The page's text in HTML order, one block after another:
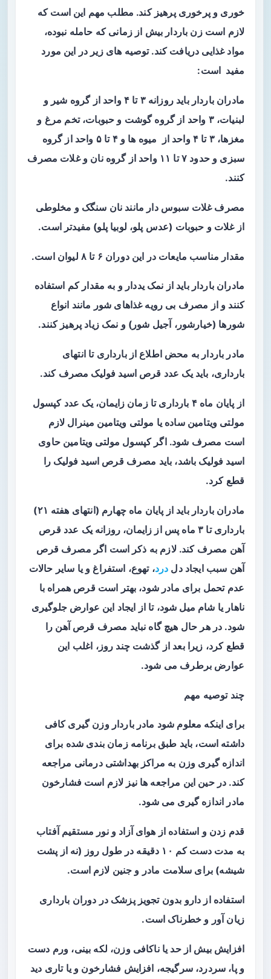
خوری و پرخوری پرهیز کند. مطلب مهم این است که
لازم است زن باردار بیش از زمانی که حامله نبوده،
مواد غذایی دریافت کند. توصیه های زیر در این مورد
مفید است:
مادران باردار باید روزانه ۳ تا ۴ واحد از گروه شیر و
لبنیات، ۳ واحد از گروه گوشت و حبوبات، تخم مرغ و
مغزها، ۳ تا ۴ واحد از میوه ها و ۴ تا ۵ واحد از گروه
سبزی و حدود ۷ تا ۱۱ واحد از گروه نان و غلات مصرف
کنند.
مصرف غلات سبوس دار مانند نان سنگک و مخلوطی
از غلات و حبوبات (عدس پلو، لوبیا پلو) مفیدتر است.
مقدار مناسب مایعات در این دوران ۶ تا ۸ لیوان است.
مادران باردار باید از نمک یددار و به مقدار کم استفاده
کنند و از مصرف بی رویه غذاهای شور مانند انواع
شورها (خیارشور، آجیل شور) و نمک زیاد پرهیز کنند.
مادر باردار به محض اطلاع از بارداری تا انتهای
بارداری، باید یک عدد قرص اسید فولیک مصرف کند.
از پایان ماه ۴ بارداری تا زمان زایمان، یک عدد کپسول
مولتی ویتامین ساده یا مولتی ویتامین مینرال لازم
است مصرف شود. اگر کپسول مولتی ویتامین حاوی
اسید فولیک باشد، باید مصرف قرص اسید فولیک را
قطع کرد.
مادران باردار باید از پایان ماه چهارم (انتهای هفته ۲۱)
بارداری تا ۳ ماه پس از زایمان، روزانه یک عدد قرص
آهن مصرف کند. لازم به ذکر است اگر مصرف قرص
آهن سبب ایجاد دل درد، تهوع، استفراغ و یا سایر حالات
عدم تحمل برای مادر شود، بهتر است قرص همراه با
ناهار یا شام میل شود، تا از ایجاد این عوارض جلوگیری
شود. در هر حال هیچ گاه نباید مصرف قرص آهن را
قطع کرد، زیرا بعد از گذشت چند روز، اغلب این
عوارض برطرف می شود.
چند توصیه مهم
برای اینکه معلوم شود مادر باردار وزن گیری کافی
داشته است، باید طبق برنامه زمان بندی شده برای
اندازه گیری وزن به مراکز بهداشتی درمانی مراجعه
کند. در حین این مراجعه ها نیز لازم است فشارخون
مادر اندازه گیری می شود.
قدم زدن و استفاده از هوای آزاد و نور مستقیم آفتاب
به مدت دست کم ۱۰ دقیقه در طول روز (نه از پشت
شیشه) برای سلامت مادر و جنین لازم است.
استفاده از دارو بدون تجویز پزشک در دوران بارداری
زیان آور و خطرناک است.
افزایش بیش از حد یا ناکافی وزن، لکه بینی، ورم دست
و پا، سردرد، سرگیجه، افزایش فشارخون و یا تاری دید